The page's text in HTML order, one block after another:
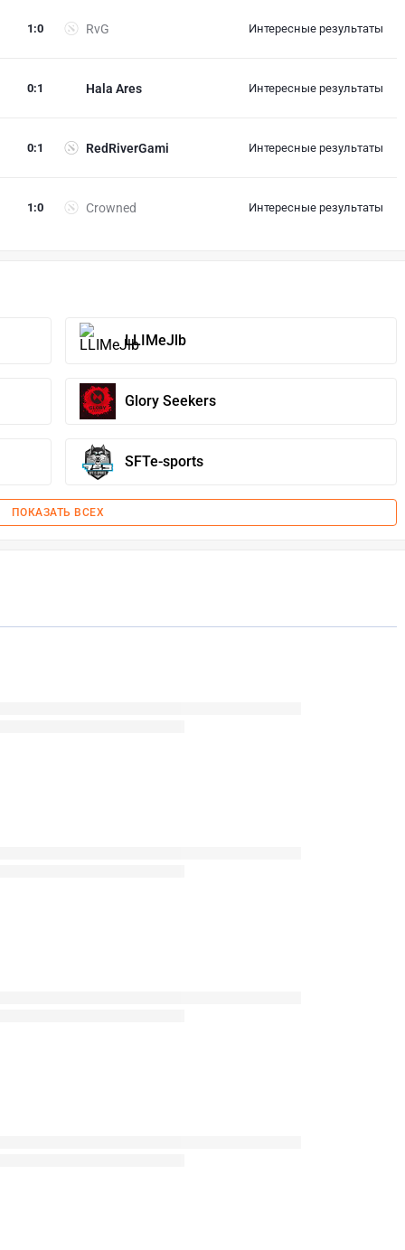
RvG
1 :0 Интересные результаты
Hala Ares
0:1 Интересные результаты
RedRiverGami
0:1 Интересные результаты
Crowned
1 :0 Интересные результаты
LLIMeJlb
Glory Seekers
SFTe-sports
ПОКАЗАТЬ ВСЕХ